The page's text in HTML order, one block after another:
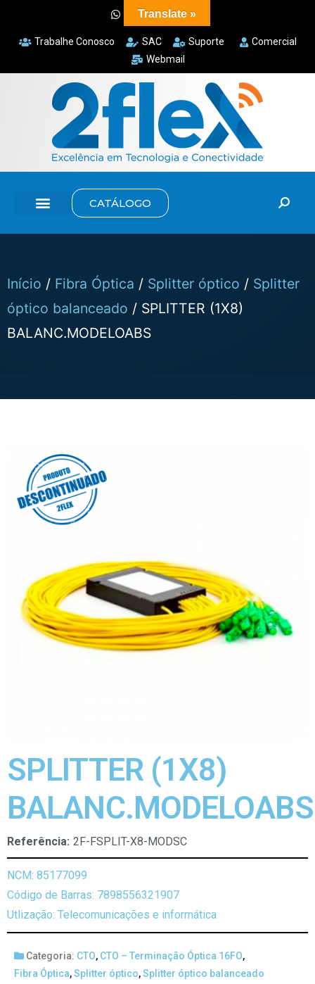
Trabalhe Conosco SAC Suporte
Comercial
Webmail
CATÁLOGO
Início / Fibra Óptica / Splitter óptico / Splitter
óptico balanceado / SPLITTER (1X8)
BALANC.MODELOABS
SPLITTER (1X8)
BALANC.MODELOABS
Referência: 2F-FSPLIT-X8-MODSC
NCM: 85177099
Código de Barras: 7898556321907
Utlização: Telecomunicações e informática
Categoria: CTO, CTO – Terminação Óptica 16FO,
Fibra Óptica,Splitter óptico,Splitter óptico balanceado
Translate »